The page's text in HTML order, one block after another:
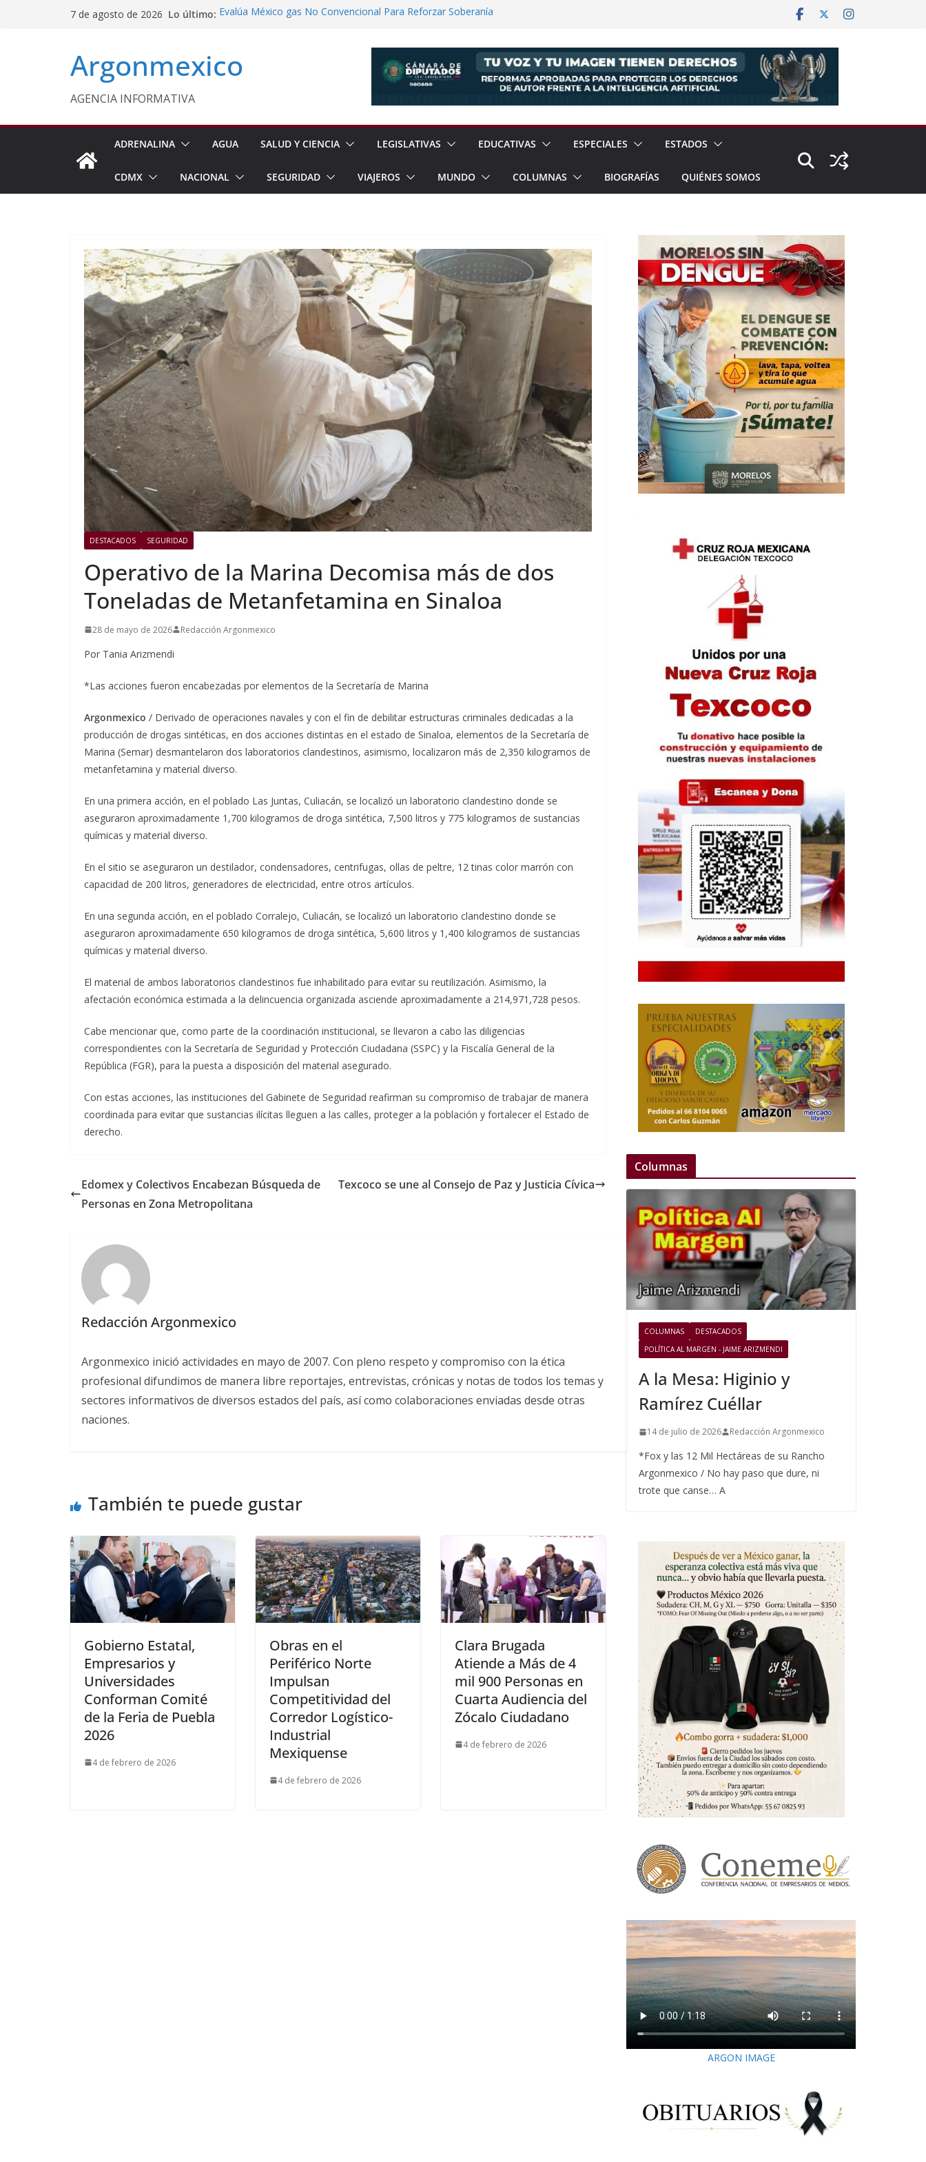
7 de agosto de 2026 Lo último: Evalúa México gas No Convencional Para Reforzar Soberanía
Texcoco Fortalece Prestaciones de Trabajadores del
Aseguran Casi 10 Millones de Cigarrillos Apócrifos en
Michoacán
Argonmexico
AGENCIA INFORMATIVA
ADRENALINA AGUA SALUD Y CIENCIA LEGISLATIVAS EDUCATIVAS ESPECIALES ESTADOS
CDMX NACIONAL SEGURIDAD VIAJEROS MUNDO COLUMNAS BIOGRAFÍAS QUIÉNES SOMOS
DESTACADOS SEGURIDAD
Operativo de la Marina Decomisa más de dos
Toneladas de Metanfetamina en Sinaloa
28 de mayo de 2026 Redacción Argonmexico
Por Tania Arizmendi
*Las acciones fueron encabezadas por elementos de la Secretaría de Marina
Argonmexico / Derivado de operaciones navales y con el fin de debilitar estructuras criminales dedicadas a la
producción de drogas sintéticas, en dos acciones distintas en el estado de Sinaloa, elementos de la Secretaría de
Marina (Semar) desmantelaron dos laboratorios clandestinos, asimismo, localizaron más de 2,350 kilogramos de
metanfetamina y material diverso.
En una primera acción, en el poblado Las Juntas, Culiacán, se localizó un laboratorio clandestino donde se
aseguraron aproximadamente 1,700 kilogramos de droga sintética, 7,500 litros y 775 kilogramos de sustancias
químicas y material diverso.
En el sitio se aseguraron un destilador, condensadores, centrifugas, ollas de peltre, 12 tinas color marrón con
capacidad de 200 litros, generadores de electricidad, entre otros artículos.
En una segunda acción, en el poblado Corralejo, Culiacán, se localizó un laboratorio clandestino donde se
aseguraron aproximadamente 650 kilogramos de droga sintética, 5,600 litros y 1,400 kilogramos de sustancias
químicas y material diverso.
El material de ambos laboratorios clandestinos fue inhabilitado para evitar su reutilización. Asimismo, la
afectación económica estimada a la delincuencia organizada asciende aproximadamente a 214,971,728 pesos.
Cabe mencionar que, como parte de la coordinación institucional, se llevaron a cabo las diligencias
correspondientes con la Secretaría de Seguridad y Protección Ciudadana (SSPC) y la Fiscalía General de la
República (FGR), para la puesta a disposición del material asegurado.
Con estas acciones, las instituciones del Gabinete de Seguridad reafirman su compromiso de trabajar de manera
coordinada para evitar que sustancias ilícitas lleguen a las calles, proteger a la población y fortalecer el Estado de
derecho.
Edomex y Colectivos Encabezan Búsqueda de
Personas en Zona Metropolitana
Texcoco se une al Consejo de Paz y Justicia Cívica
Redacción Argonmexico
Argonmexico inició actividades en mayo de 2007. Con pleno respeto y compromiso con la ética
profesional difundimos de manera libre reportajes, entrevistas, crónicas y notas de todos los temas y
sectores informativos de diversos estados del país, así como colaboraciones enviadas desde otras
naciones.
También te puede gustar
Gobierno Estatal,
Empresarios y
Universidades
Conforman Comité
de la Feria de Puebla
2026
4 de febrero de 2026
Obras en el
Periférico Norte
Impulsan
Competitividad del
Corredor Logístico-
Industrial
Mexiquense
4 de febrero de 2026
Clara Brugada
Atiende a Más de 4
mil 900 Personas en
Cuarta Audiencia del
Zócalo Ciudadano
4 de febrero de 2026
Columnas
COLUMNAS
DESTACADOS
POLÍTICA AL MARGEN - JAIME ARIZMENDI
A la Mesa: Higinio y
Ramírez Cuéllar
14 de julio de 2026 Redacción Argonmexico
*Fox y las 12 Mil Hectáreas de su Rancho
Argonmexico / No hay paso que dure, ni
trote que canse… A
ARGON IMAGE